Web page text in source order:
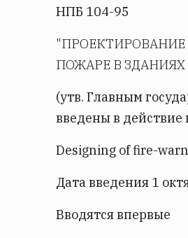
НПБ 104-95
ПОЖАРЕ В
(утв. Главным
введены в
Designing of fire-
Дата введения 1
Вводятся впервые